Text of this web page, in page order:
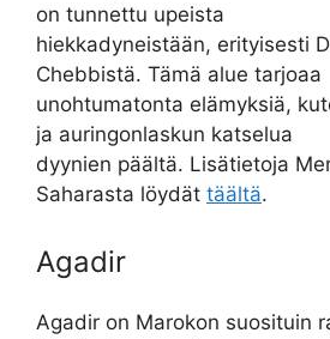
on tunnettu upeista
hiekkadyneistään, erityisesti
Chebbistä. Tämä alue tarjoaa
unohtumatonta elämyksiä,
ja auringonlaskun katselua
dyynien päältä. Lisätietoja
Saharasta löydät täältä.
Agadir
Agadir on Marokon suosituin